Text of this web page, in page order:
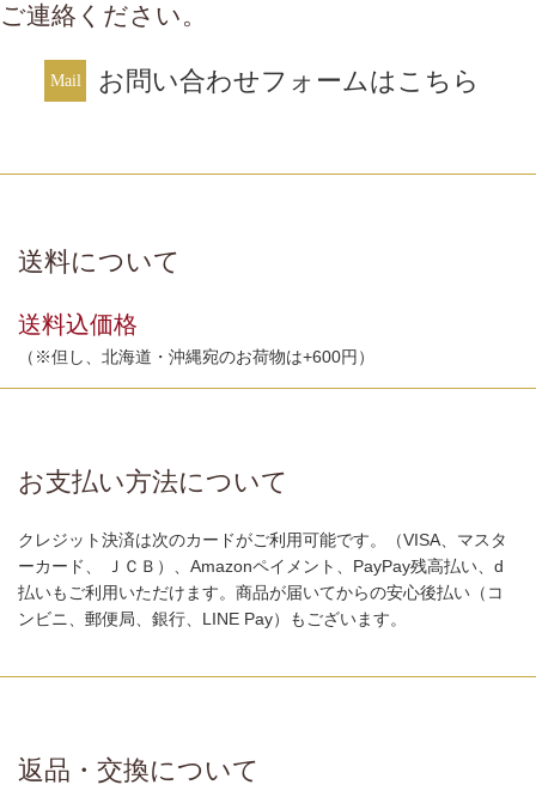
ご連絡ください。
お問い合わせフォームはこちら
送料について
送料込価格
（※但し、北海道・沖縄宛のお荷物は+600円）
お支払い方法について
クレジット決済は次のカードがご利用可能です。（VISA、マスタ
ーカード、 ＪＣＢ）、Amazonペイメント、PayPay残高払い、d
払いもご利用いただけます。商品が届いてからの安心後払い（コ
ンビニ、郵便局、銀行、LINE Pay）もございます。
返品・交換について